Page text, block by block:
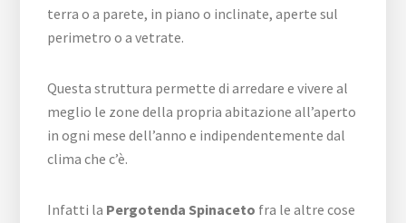
terra o a parete, in piano o inclinate, aperte sul
perimetro o a vetrate.
Questa struttura permette di arredare e vivere al
meglio le zone della propria abitazione all’aperto
in ogni mese dell’anno e indipendentemente dal
clima che c’è.
Infatti la Pergotenda Spinaceto fra le altre cose